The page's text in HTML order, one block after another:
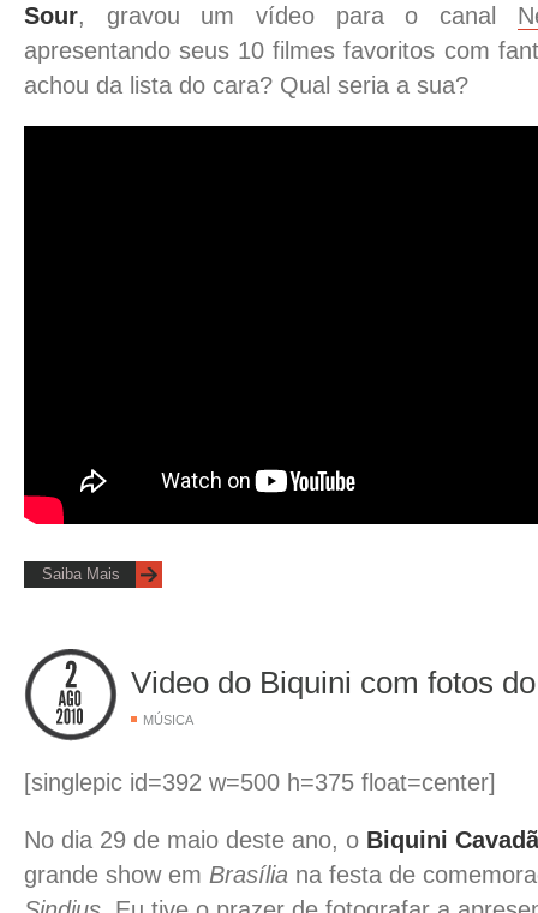
Sour, gravou um vídeo para o canal
apresentando seus 10 filmes favoritos com
achou da lista do cara? Qual seria a sua?
Saiba Mais
Video do Biquini com fotos
MÚSICA
[singlepic id=392 w=500 h=375 float=center]
No dia 29 de maio deste ano, o Biquini
grande show em Brasília na festa de